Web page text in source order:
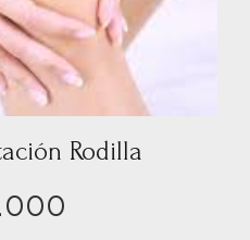
Rodilla